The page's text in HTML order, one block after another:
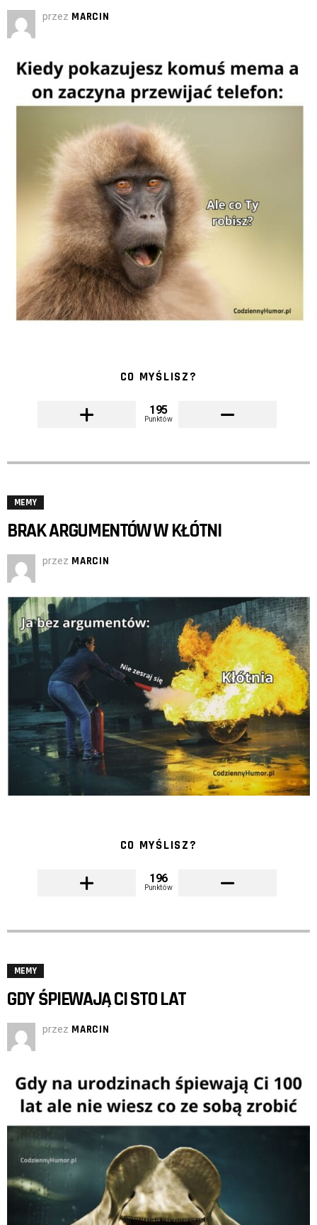
przez MARCIN
CO MYŚLISZ?
195
Punktów
MEMY
BRAK ARGUMENTÓW W KŁÓTNI
przez MARCIN
CO MYŚLISZ?
196
Punktów
MEMY
GDY ŚPIEWAJĄ CI STO LAT
przez MARCIN